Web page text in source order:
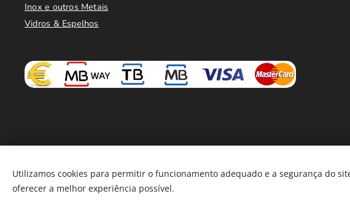
Inox e outros Metais
Vidros & Espelhos
Utilizamos cookies para permitir o funcionamento adequado e a segurança do
oferecer a melhor experiência possível.